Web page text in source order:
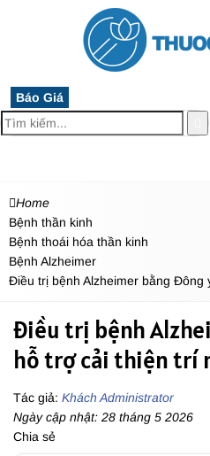
Báo Giá
Home
Bệnh thần kinh
Bệnh thoái hóa thần kinh
Bệnh Alzheimer
Điều trị bệnh Alzheimer bằng Đông
Điều trị bệnh
hỗ trợ cải thiện trí
Tác giả: Khách Administrator
Ngày cập nhật: 28 tháng 5 2026
Chia sẻ